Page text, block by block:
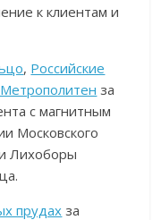
к клиентам и
, Российские
за
с магнитным
Московского
Лихоборы
прудах за